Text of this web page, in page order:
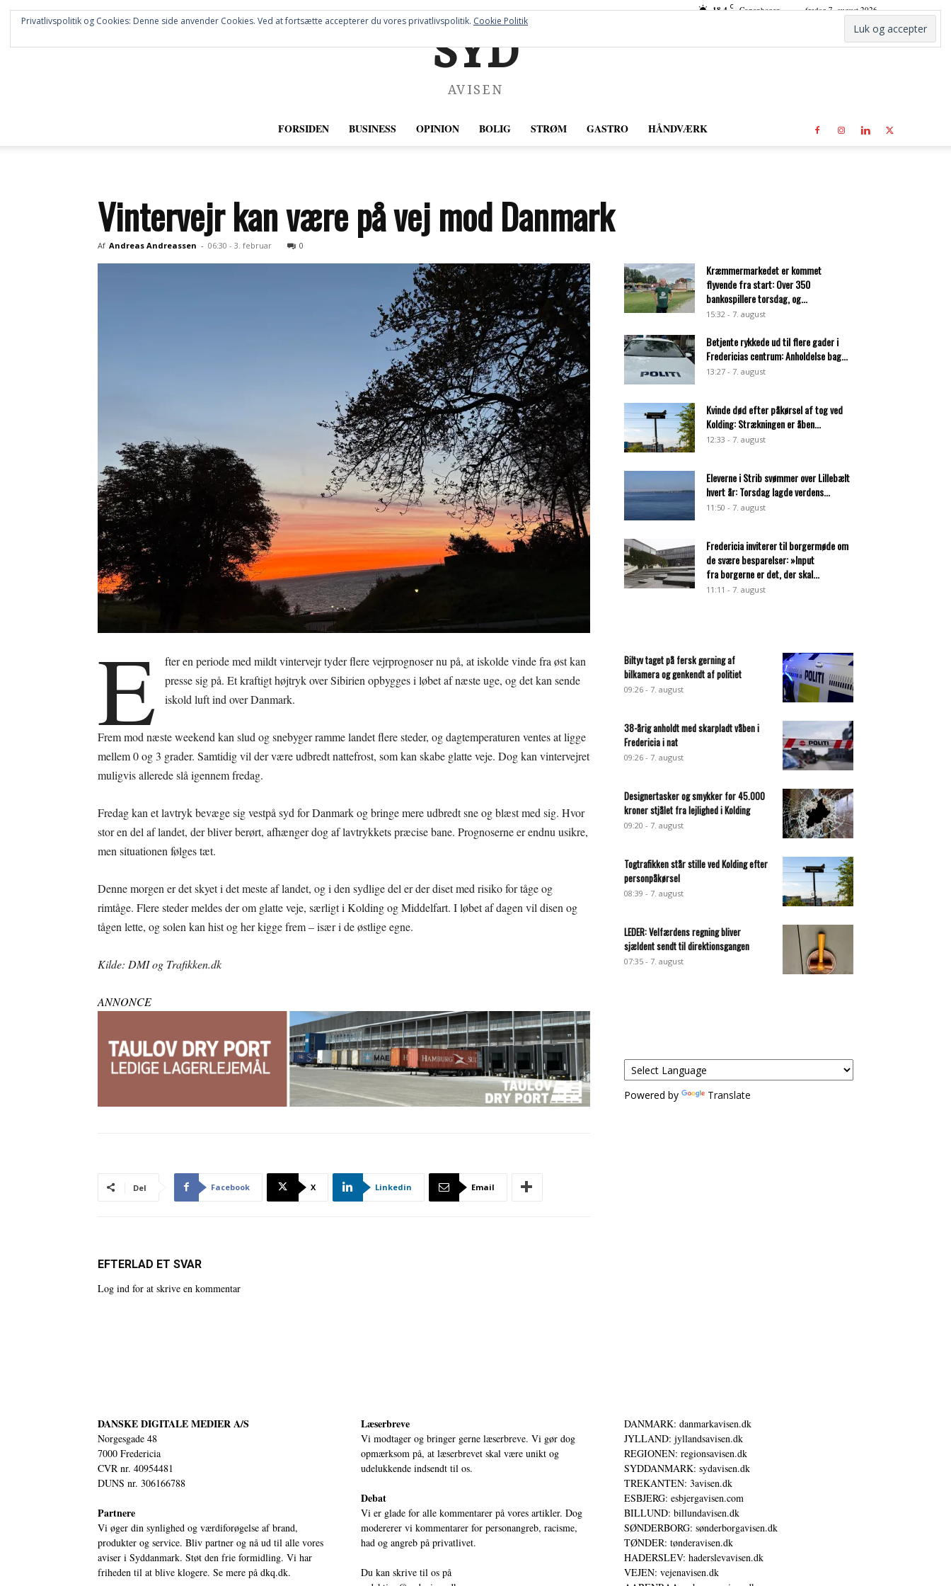
18.4 C Copenhagen fredag 7. august 2026
SYD
AVISEN
FORSIDEN BUSINESS OPINION BOLIG STRØM GASTRO HÅNDVÆRK
Vintervejr kan være på vej mod Danmark
Af Andreas Andreassen - 06:30 - 3. februar 0
E
fter en periode med mildt vintervejr tyder flere vejrprognoser nu på, at iskolde vinde fra øst kan
presse sig på. Et kraftigt højtryk over Sibirien opbygges i løbet af næste uge, og det kan sende
iskold luft ind over Danmark.
Frem mod næste weekend kan slud og snebyger ramme landet flere steder, og dagtemperaturen ventes at ligge
mellem 0 og 3 grader. Samtidig vil der være udbredt nattefrost, som kan skabe glatte veje. Dog kan vintervejret
muligvis allerede slå igennem fredag.
Fredag kan et lavtryk bevæge sig vestpå syd for Danmark og bringe mere udbredt sne og blæst med sig. Hvor
stor en del af landet, der bliver berørt, afhænger dog af lavtrykkets præcise bane. Prognoserne er endnu usikre,
men situationen følges tæt.
Denne morgen er det skyet i det meste af landet, og i den sydlige del er der diset med risiko for tåge og
rimtåge. Flere steder meldes der om glatte veje, særligt i Kolding og Middelfart. I løbet af dagen vil disen og
tågen lette, og solen kan hist og her kigge frem – især i de østlige egne.
Kilde: DMI og Trafikken.dk
ANNONCE
Del Facebook X Linkedin Email
EFTERLAD ET SVAR
Log ind for at skrive en kommentar
Kræmmermarkedet er kommet
flyvende fra start: Over 350
bankospillere torsdag, og...
15:32 - 7. august
Betjente rykkede ud til flere gader i
Fredericias centrum: Anholdelse bag...
13:27 - 7. august
Kvinde død efter påkørsel af tog ved
Kolding: Strækningen er åben...
12:33 - 7. august
Eleverne i Strib svømmer over Lillebælt
hvert år: Torsdag lagde verdens...
11:50 - 7. august
Fredericia inviterer til borgermøde om
de svære besparelser: »Input
fra borgerne er det, der skal...
11:11 - 7. august
Biltyv taget på fersk gerning af
bilkamera og genkendt af politiet
09:26 - 7. august
38-årig anholdt med skarpladt våben i
Fredericia i nat
09:26 - 7. august
Designertasker og smykker for 45.000
kroner stjålet fra lejlighed i Kolding
09:20 - 7. august
Togtrafikken står stille ved Kolding efter
personpåkørsel
08:39 - 7. august
LEDER: Velfærdens regning bliver
sjældent sendt til direktionsgangen
07:35 - 7. august
Powered by Translate
DANSKE DIGITALE MEDIER A/S
Norgesgade 48
7000 Fredericia
CVR nr. 40954481
DUNS nr. 306166788
Partnere
Vi øger din synlighed og værdiforøgelse af brand,
produkter og service. Bliv partner og nå ud til alle vores
aviser i Syddanmark. Støt den frie formidling. Vi har
friheden til at blive klogere. Se mere på dkq.dk.
Læserbreve
Vi modtager og bringer gerne læserbreve. Vi gør dog
opmærksom på, at læserbrevet skal være unikt og
udelukkende indsendt til os.
Debat
Vi er glade for alle kommentarer på vores artikler. Dog
modererer vi kommentarer for personangreb, racisme,
had og angreb på privatlivet.
Du kan skrive til os på
DANMARK: danmarkavisen.dk
JYLLAND: jyllandsavisen.dk
REGIONEN: regionsavisen.dk
SYDDANMARK: sydavisen.dk
TREKANTEN: 3avisen.dk
ESBJERG: esbjergavisen.com
BILLUND: billundavisen.dk
SØNDERBORG: sønderborgavisen.dk
TØNDER: tønderavisen.dk
HADERSLEV: haderslevavisen.dk
VEJEN: vejenavisen.dk
Privatlivspolitik og Cookies: Denne side anvender Cookies. Ved at fortsætte accepterer du vores privatlivspolitik. Cookie Politik